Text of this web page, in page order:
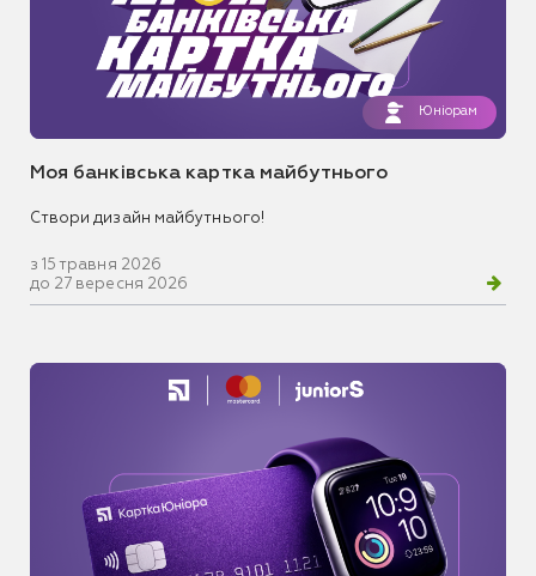
Юніорам
Моя банківська картка майбутнього
Створи дизайн майбутнього!
з 15 травня 2026
до 27 вересня 2026